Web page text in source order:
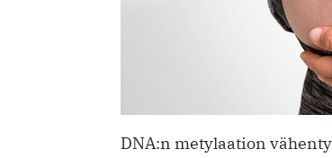
DNA:n metylaation